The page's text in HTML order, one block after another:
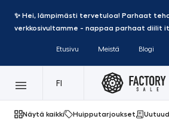
✨ Hei, lämpimästi tervetuloa! Parhaat
verkkosivultamme - nappaa parhaat diilit
Etusivu Meistä Blogi
FI
Näytä kaikki Huipputarjoukset